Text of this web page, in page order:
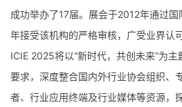
成功举办了17届。展会于2012年通过
年接受该机构的严格审核，广受业界认可
ICIE 2025将以“新时代，共创未来”为
要求，深度整合国内外行业协会组织、
者、行业应用终端及行业媒体等资源，